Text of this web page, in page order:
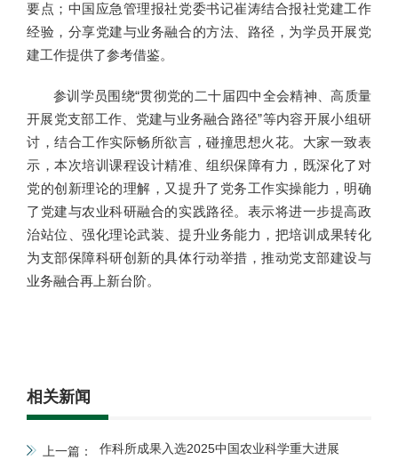
要点；中国应急管理报社党委书记崔涛结合报社党建工作
经验，分享党建与业务融合的方法、路径，为学员开展党
建工作提供了参考借鉴。
参训学员围绕“贯彻党的二十届四中全会精神、高质量
开展党支部工作、党建与业务融合路径”等内容开展小组研
讨，结合工作实际畅所欲言，碰撞思想火花。大家一致表
示，本次培训课程设计精准、组织保障有力，既深化了对
党的创新理论的理解，又提升了党务工作实操能力，明确
了党建与农业科研融合的实践路径。表示将进一步提高政
治站位、强化理论武装、提升业务能力，把培训成果转化
为支部保障科研创新的具体行动举措，推动党支部建设与
业务融合再上新台阶。
相关新闻
上一篇： 作科所成果入选2025中国农业科学重大进展